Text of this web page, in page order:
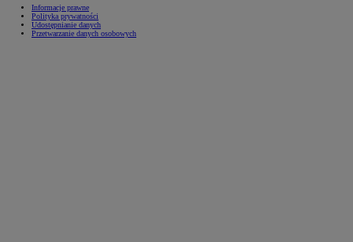
Informacje prawne
Polityka prywatności
Udostępnianie danych
Przetwarzanie danych osobowych